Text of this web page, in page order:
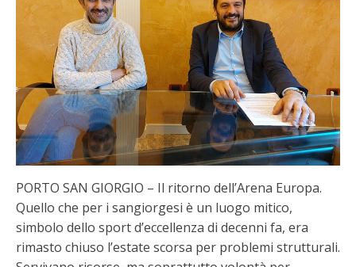
PORTO SAN GIORGIO – Il ritorno dell’Arena Europa.
Quello che per i sangiorgesi è un luogo mitico,
simbolo dello sport d’eccellenza di decenni fa, era
rimasto chiuso l’estate scorsa per problemi strutturali.